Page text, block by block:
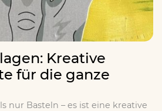
Kreative
für die ganze
nur Basteln – es ist eine kreative